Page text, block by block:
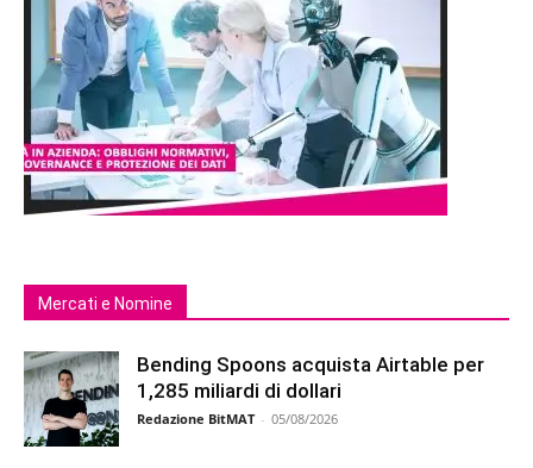
Mercati e Nomine
Bending Spoons acquista Airtable per
1,285 miliardi di dollari
Redazione BitMAT - 05/08/2026